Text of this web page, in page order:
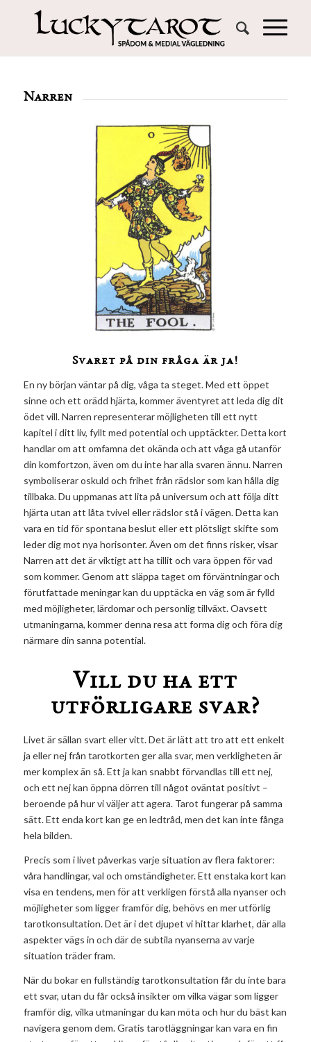
Narren
Svaret på din fråga är ja!
En ny början väntar på dig, våga ta steget. Med ett öppet
sinne och ett orädd hjärta, kommer äventyret att leda dig dit
ödet vill. Narren representerar möjligheten till ett nytt
kapitel i ditt liv, fyllt med potential och upptäckter. Detta kort
handlar om att omfamna det okända och att våga gå utanför
din komfortzon, även om du inte har alla svaren ännu. Narren
symboliserar oskuld och frihet från rädslor som kan hålla dig
tillbaka. Du uppmanas att lita på universum och att följa ditt
hjärta utan att låta tvivel eller rädslor stå i vägen. Detta kan
vara en tid för spontana beslut eller ett plötsligt skifte som
leder dig mot nya horisonter. Även om det finns risker, visar
Narren att det är viktigt att ha tillit och vara öppen för vad
som kommer. Genom att släppa taget om förväntningar och
förutfattade meningar kan du upptäcka en väg som är fylld
med möjligheter, lärdomar och personlig tillväxt. Oavsett
utmaningarna, kommer denna resa att forma dig och föra dig
närmare din sanna potential.
Vill du ha ett
utförligare svar?
Livet är sällan svart eller vitt. Det är lätt att tro att ett enkelt
ja eller nej från tarotkorten ger alla svar, men verkligheten är
mer komplex än så. Ett ja kan snabbt förvandlas till ett nej,
och ett nej kan öppna dörren till något oväntat positivt –
beroende på hur vi väljer att agera. Tarot fungerar på samma
sätt. Ett enda kort kan ge en ledtråd, men det kan inte fånga
hela bilden.
Precis som i livet påverkas varje situation av flera faktorer:
våra handlingar, val och omständigheter. Ett enstaka kort kan
visa en tendens, men för att verkligen förstå alla nyanser och
möjligheter som ligger framför dig, behövs en mer utförlig
tarotkonsultation. Det är i det djupet vi hittar klarhet, där alla
aspekter vägs in och där de subtila nyanserna av varje
situation träder fram.
När du bokar en fullständig tarotkonsultation får du inte bara
ett svar, utan du får också insikter om vilka vägar som ligger
framför dig, vilka utmaningar du kan möta och hur du bäst kan
navigera genom dem. Gratis tarotläggningar kan vara en fin